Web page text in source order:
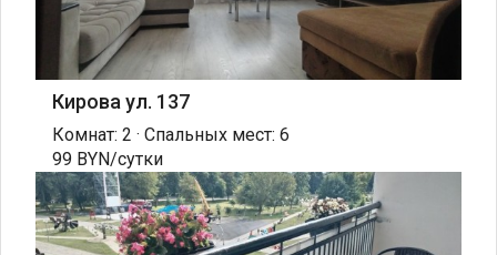
Кирова ул. 137
Комнат: 2 · Спальных мест: 6
99 BYN/сутки